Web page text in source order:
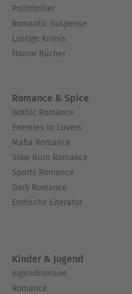
Politthriller
Romantic Suspense
Lustige Krimis
Horror Bücher
Romance & Spice
Gothic Romance
Enemies to Lovers
Mafia Romance
Slow Burn Romance
Sports Romance
Dark Romance
Erotische Literatur
Kinder & Jugend
Jugendromane
Romance